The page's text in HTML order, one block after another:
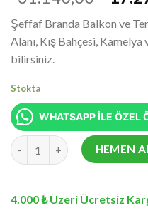
dayanarak
5 üzerinden
5.00puan
aldı
Şeffaf Branda Balkon ve
Alanı, Kış Bahçesi,
bilirsiniz.
Stokta
WHATSAPP İLE ÖZEL
3,5 x 9,6 Metre ŞeffafHEMEN
4.000 ₺ Üzeri Ücretsiz